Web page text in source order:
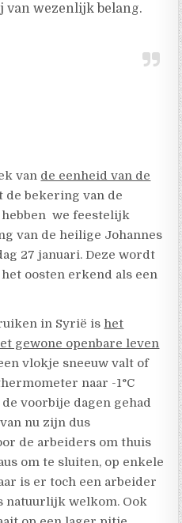
van wezenlijk belang.
van de eenheid van de
de bekering van de
hebben we feestelijk
van de heilige Johannes
27 januari. Deze wordt
oosten erkend als een
in Syrië is het
gewone openbare leven
vlokje sneeuw valt of
naar -1°C
voorbije dagen gehad
nu zijn dus
de arbeiders om thuis
om te sluiten, op enkele
is er toch een arbeider
natuurlijk welkom. Ook